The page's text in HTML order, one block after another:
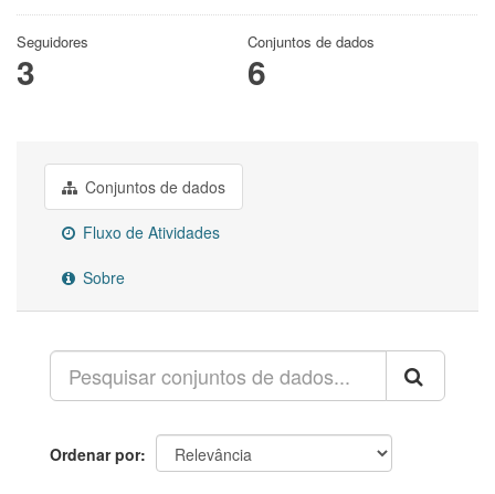
Seguidores
3
Conjuntos de dados
6
Conjuntos de dados
Fluxo de Atividades
Sobre
Ordenar por